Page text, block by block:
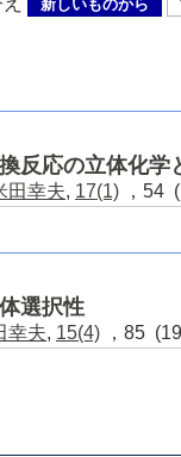
新しいものから
反応の立体化学
田幸夫, 17(1) ，54
選択性
幸夫, 15(4) ，85